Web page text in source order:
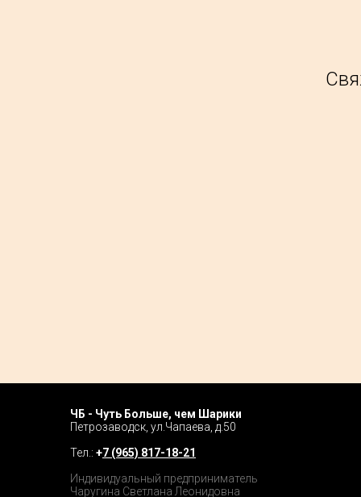
ЧБ - Чуть Больше, чем Шарики
Петрозаводск, ул.Чапаева, д.50
Тел.: +7 (965) 817-18-21
Индивидуальный предприниматель
Чаругина Светлана Леонидовна